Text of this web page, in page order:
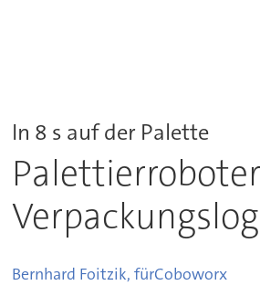
In 8 s auf der Palette
Bernhard Foitzik, fürCoboworx